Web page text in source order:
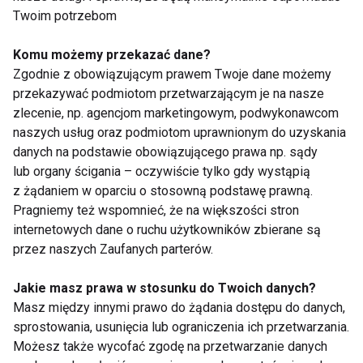
Randka w klubie
fitness? 4 na 5
Polaków jest za
Just Gym grupy
Medicover z nowym
klubem w Bydgoszczy
Pożar New Age Fitness
- Pracownicy zbierają
fitness
Nowe kluby fitness w
Widzewskiej
ulicy Rewolucji 1905
roku
Pokaż więcej
Twoim potrzebom
Komu możemy przekazać dane?
Zgodnie z obowiązującym prawem Twoje dane możemy
przekazywać podmiotom przetwarzającym je na nasze
zlecenie, np. agencjom marketingowym, podwykonawcom
naszych usług oraz podmiotom uprawnionym do uzyskania
danych na podstawie obowiązującego prawa np. sądy
lub organy ścigania – oczywiście tylko gdy wystąpią
z żądaniem w oparciu o stosowną podstawę prawną.
Pragniemy też wspomnieć, że na większości stron
internetowych dane o ruchu użytkowników zbierane są
przez naszych Zaufanych parterów.
Jakie masz prawa w stosunku do Twoich danych?
Masz między innymi prawo do żądania dostępu do danych,
sprostowania, usunięcia lub ograniczenia ich przetwarzania.
Możesz także wycofać zgodę na przetwarzanie danych